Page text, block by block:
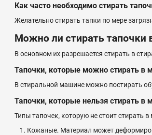
Как часто необходимо стирать
Желательно стирать тапки по мере
Можно ли стирать тапочки
В основном их разрешается стирать в
Тапочки, которые можно стирать в
В стиральной машине можно постирать
Тапочки, которые нельзя стирать в
Типы тапочек, которую не стоит стирать
Кожаные. Материал может